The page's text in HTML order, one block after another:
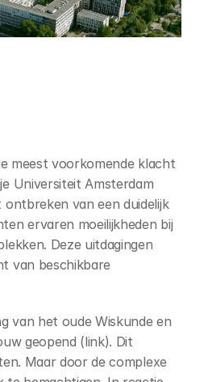
meest voorkomende klacht
Universiteit Amsterdam
van een duidelijk
ervaren moeilijkheden bij
Deze uitdagingen
van beschikbare
van het oude Wiskunde en
geopend (link). Dit
Maar door de complexe